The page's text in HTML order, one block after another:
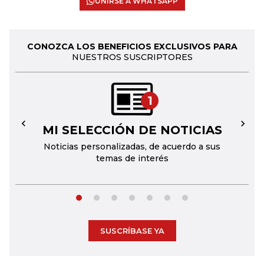
CONOZCA LOS BENEFICIOS EXCLUSIVOS PARA
NUESTROS SUSCRIPTORES
1
MI SELECCIÓN DE NOTICIAS
Noticias personalizadas, de acuerdo a sus
temas de interés
← →
SUSCRÍBASE YA